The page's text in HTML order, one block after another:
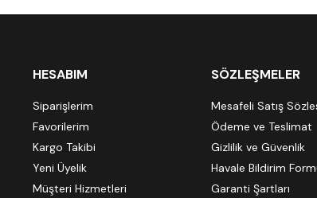
HESABIM
Siparişlerim
Favorilerim
Kargo Takibi
Yeni Üyelik
Müşteri Hizmetleri
SÖZLEŞMELER
Mesafeli Satış
Ödeme ve Teslimat
Gizlilik ve Güvenlik
Havale Bildirim
Garanti Şartları